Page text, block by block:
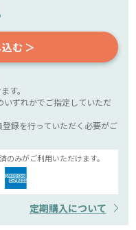
む ＞
す。
いずれかでご指定していただ
録を行っていただく必要がご
みがご利用いただけます。
定期購入について